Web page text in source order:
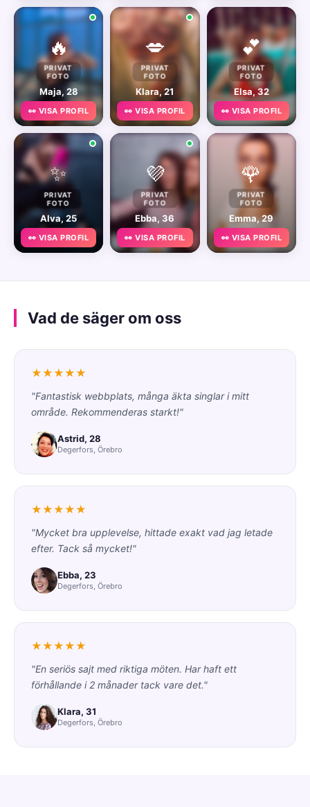
🔥
PRIVAT
FOTO
Maja, 28
👀 VISA PROFIL
💋
PRIVAT
FOTO
Klara, 21
👀 VISA PROFIL
💕
PRIVAT
FOTO
Elsa, 32
👀 VISA PROFIL
✨
PRIVAT
FOTO
Alva, 25
👀 VISA PROFIL
💜
PRIVAT
FOTO
Ebba, 36
👀 VISA PROFIL
🌹
PRIVAT
FOTO
Emma, 29
👀 VISA PROFIL
Vad de säger om oss
★★★★★
"Fantastisk webbplats, många äkta singlar i mitt
område. Rekommenderas starkt!"
Astrid, 28
Degerfors, Örebro
★★★★★
"Mycket bra upplevelse, hittade exakt vad jag letade
efter. Tack så mycket!"
Ebba, 23
Degerfors, Örebro
★★★★★
"En seriös sajt med riktiga möten. Har haft ett
förhållande i 2 månader tack vare det."
Klara, 31
Degerfors, Örebro